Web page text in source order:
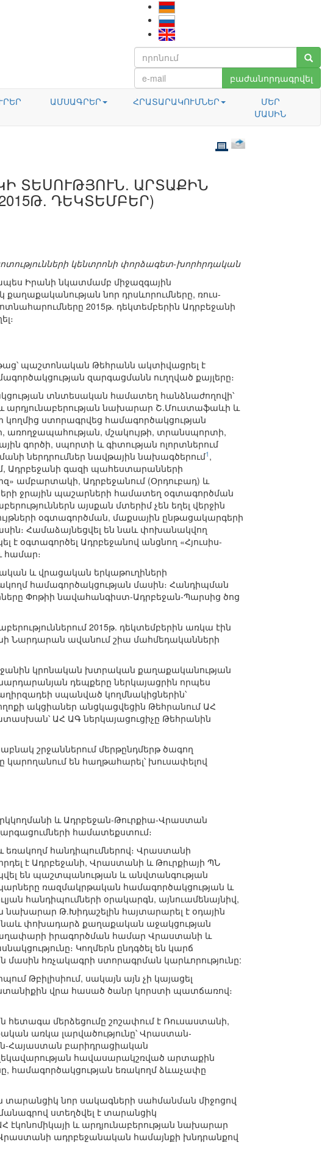
բաժանորդագրվել
ԱՄՍԱԳՐԵՐ ՀՐԱՏԱՐԱԿՈՒՄՆԵՐ
ՄԵՐ
ՄԱՍԻՆ
ՏԵՍՈՒԹՅՈՒՆ. ԱՐՏԱՔԻՆ
ԴԵԿՏԵՄԲԵՐ)
կենտրոնի փորձագետ-խորհրդական
Իրանի նկատմամբ միջազգային
նոր դրսևորումները, ռուս-
2015թ. դեկտեմբերին Ադրբեջանի
պաշտոնական Թեհրանն ակտիվացրել է
զարգացմանն ուղղված քայլերը։
տնտեսական համատեղ հանձնաժողովի՝
և արդյունաբերության նախարար Շ.Մուստաֆաևի և
ստորագրվեց համագործակցության
առողջապահության, մշակույթի, տրանսպորտի,
գործի, սպորտի և գիտության ոլորտներում
ներդրումներ նավթային նախագծերում1 ,
Ադրբեջանի գազի պահեստարանների
ամբարտակի, Ադրբեջանում (Օրդուբադ) և
ջրային պաշարների համատեղ օգտագործման
այսքան մտերիմ չեն եղել վերջին
օգտագործման, մաքսային ընթացակարգերի
Համաձայնեցվել են նաև փոխանակվող
օգտագործել Ադրբեջանով անցնող «Հյուսիս-
համար։
և վրացական երկաթուղիների
համագործակցության մասին։ Հանդիպման
Փոթիի նավահանգիստ-Ադրբեջան-Պարսից ծոց
2015թ. դեկտեմբերին առկա էին
Նարդարան ավանում շիա մահմեդականների
կրոնական խտրական քաղաքականության
դեպքերը ներկայացրին որպես
սպանված կողմնակիցներին՝
ակցիաներ անցկացվեցին Թեհրանում ԱՀ
ԱՀ ԱԳ ներկայացուցիչը Թեհրանին
շրջաններում մերթընդմերթ ծագող
կարողանում են հաղթահարել՝ խուսափելով
և Ադրբեջան-Թուրքիա-Վրաստան
համատեքստում։
հանդիպումներով։ Վրաստանի
է Ադրբեջանի, Վրաստանի և Թուրքիայի ՊՆ
են պաշտպանության և անվտանգության
ռազմակրթական համագործակցության և
հանդիպումների օրակարգն, այնուամենայնիվ,
Թ.Խիդաշելին հայտարարել է օդային
նաև փոխադարձ քաղաքական աջակցության
իրագործման համար Վրաստանի և
Կողմերն ընդգծել են կարճ
հռչակագրի ստորագրման կարևորությունը:
Թբիլիսիում, սակայն այն չի կայացել
վրա հասած ծանր կորստի պատճառով։
մերձեցումը շոշափում է Ռուսաստանի,
առկա լարվածությունը՝ Վրաստան-
Հայաստան բարիդրացիական
հավասարակշռված արտաքին
համագործակցության եռակողմ ձևաչափը
տարանցիկ նոր սակագների սահմանման միջոցով
ստեղծվել է տարանցիկ
և արդյունաբերության նախարար
ադրբեջանական համայնքի խնդրանքով